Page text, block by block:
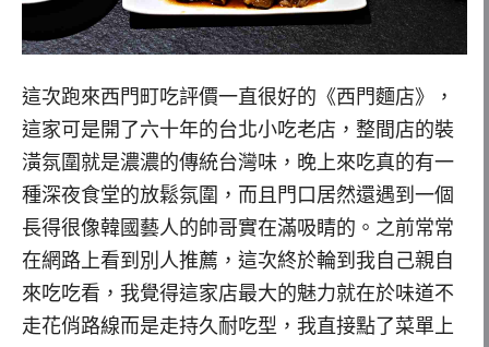
這次跑來西門町吃評價一直很好的《西門麵店》，
這家可是開了六十年的台北小吃老店，整間店的裝
潢氛圍就是濃濃的傳統台灣味，晚上來吃真的有一
種深夜食堂的放鬆氛圍，而且門口居然還遇到一個
長得很像韓國藝人的帥哥實在滿吸睛的。之前常常
在網路上看到別人推薦，這次終於輪到我自己親自
來吃吃看，我覺得這家店最大的魅力就在於味道不
走花俏路線而是走持久耐吃型，我直接點了菜單上